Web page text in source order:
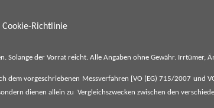
Cookie-Richtlinie
Solange der Vorrat reicht. Alle Angaben ohne Gewähr. Irrtümer,
dem vorgeschriebenen Messverfahren [VO (EG) 715/2007 und
dienen allein zu Vergleichszwecken zwischen den